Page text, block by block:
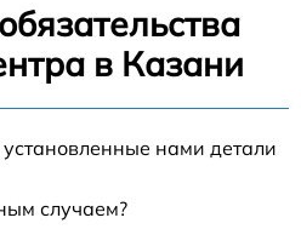
в Казани
нами детали
случаем?